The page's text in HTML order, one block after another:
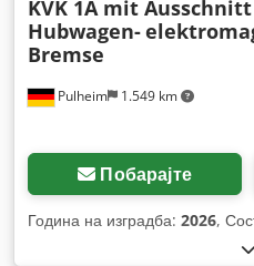
Pulheim 1.549 km
KVK 1A mit
Hubwagen-
Bremse
Побарајте
Година на изградба: 2026,